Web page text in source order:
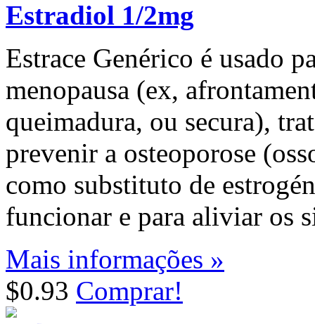
Estradiol 1/2mg
Estrace Genérico é usado
menopausa (ex,
queimadura, ou secura),
prevenir a osteoporose
como substituto de
funcionar e para aliviar os
Mais informações »
$0.93 Comprar!